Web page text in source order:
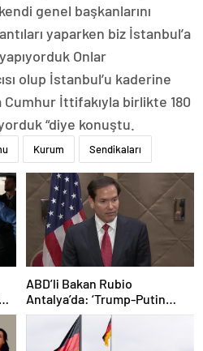
genel başkanlarını
yaparken biz İstanbul’a
Onlar
olup İstanbul’u kaderine
Cumhur İttifakıyla birlikte 180
“diye konuştu.
Kurum Sendikaları
ABD’li Bakan Rubio
Antalya’da: ‘Trump-Putin
görüşmedikçe başaramayız’